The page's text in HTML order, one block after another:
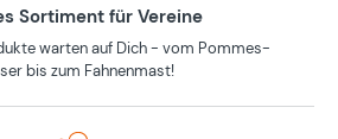
Sortiment für Vereine
warten auf Dich - vom Pommes-
bis zum Fahnenmast!